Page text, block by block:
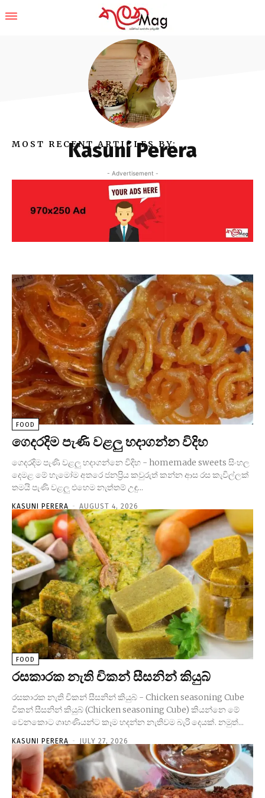
MOST RECENT ARTICLES BY:
Kasuni Perera
- Advertisement -
FOOD
ගෙදරදිම පැණි වළලු හදාගන්න විදිහ
ගෙදරදිම පැණි වළලු හදාගන්නෙ විදිහ - homemade sweets සිංහල
දෙමළ මේ හැමෝම අතරෙ ජනප්‍රිය කවුරුත් කන්න ආස රස කැවිල්ලක්
තමයි පැණි වළලු එහෙම නැත්තම් උඳු...
KASUNI PERERA - AUGUST 4, 2026
FOOD
රසකාරක නැති චිකන් සීසනින් කියුබ්
රසකාරක නැති චිකන් සීසනින් කියුබ් - Chicken seasoning Cube
චිකන් සීසනින් කියුබ් (Chicken seasoning Cube) කියන්නෙ මේ
වෙනකොට ගෘහණියන්ට කෑම හදන්න නැතිවම බැරි දෙයක්. නමුත්...
KASUNI PERERA - JULY 27, 2026